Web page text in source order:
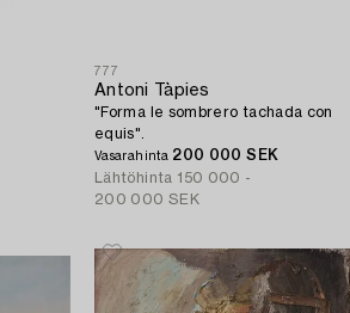
777
Antoni Tàpies
"Forma le sombrero tachada con
equis".
Vasarahinta 200 000 SEK
Lähtöhinta 150 000 -
200 000 SEK